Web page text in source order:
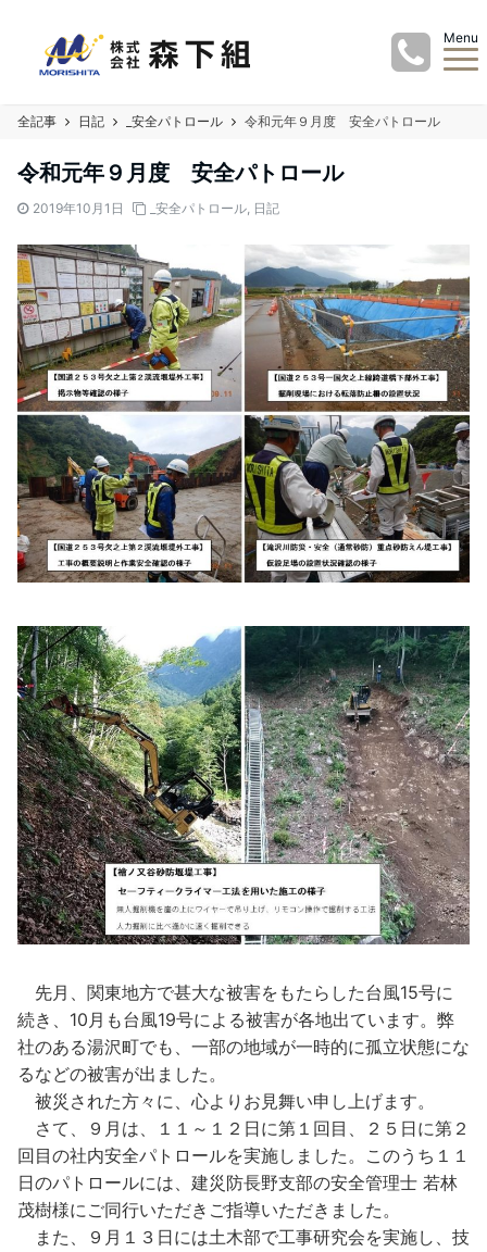
Menu
全記事 日記 _安全パトロール 令和元年９月度 安全パトロール
令和元年９月度 安全パトロール
2019年10月1日 _安全パトロール, 日記
先月、関東地方で甚大な被害をもたらした台風15号に
続き、10月も台風19号による被害が各地出ています。弊
社のある湯沢町でも、一部の地域が一時的に孤立状態にな
るなどの被害が出ました。
被災された方々に、心よりお見舞い申し上げます。
さて、９月は、１１～１２日に第１回目、２５日に第２
回目の社内安全パトロールを実施しました。このうち１１
日のパトロールには、建災防長野支部の安全管理士 若林
茂樹様にご同行いただきご指導いただきました。
また、９月１３日には土木部で工事研究会を実施し、技